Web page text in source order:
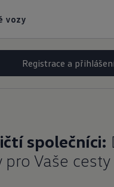
vozyCar-Net
Registrace a
společníci:
pro Vaše cesty